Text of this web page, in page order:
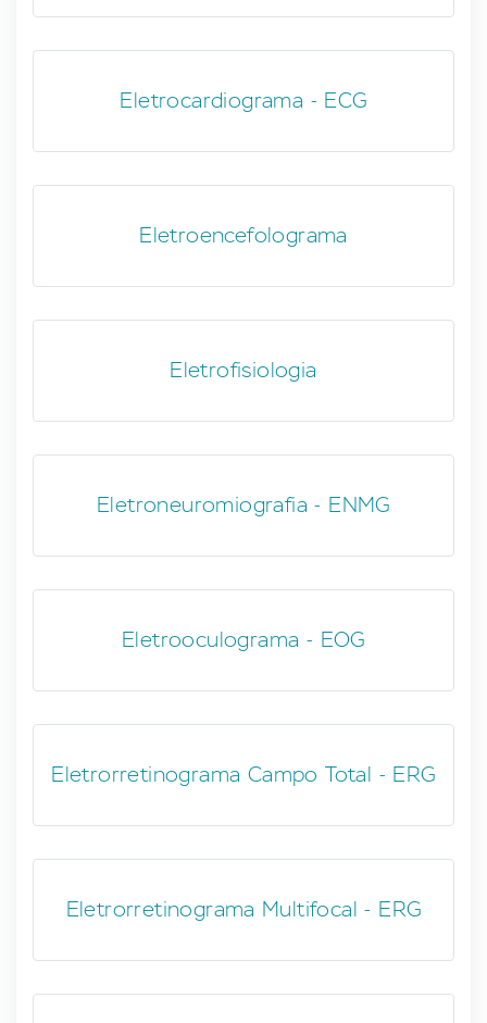
Eletrocardiograma - ECG
Eletroencefolograma
Eletrofisiologia
Eletroneuromiografia - ENMG
Eletrooculograma - EOG
Eletrorretinograma Campo Total - ERG
Eletrorretinograma Multifocal - ERG